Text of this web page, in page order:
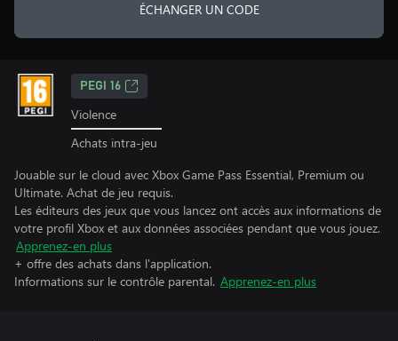
ÉCHANGER UN CODE
PEGI 16
Violence
Achats intra-jeu
Jouable sur le cloud avec Xbox Game Pass Essential, Premium ou
Ultimate. Achat de jeu requis.
Les éditeurs des jeux que vous lancez ont accès aux informations de
votre profil Xbox et aux données associées pendant que vous jouez.
Apprenez-en plus
+ offre des achats dans l'application.
Informations sur le contrôle parental. Apprenez-en plus